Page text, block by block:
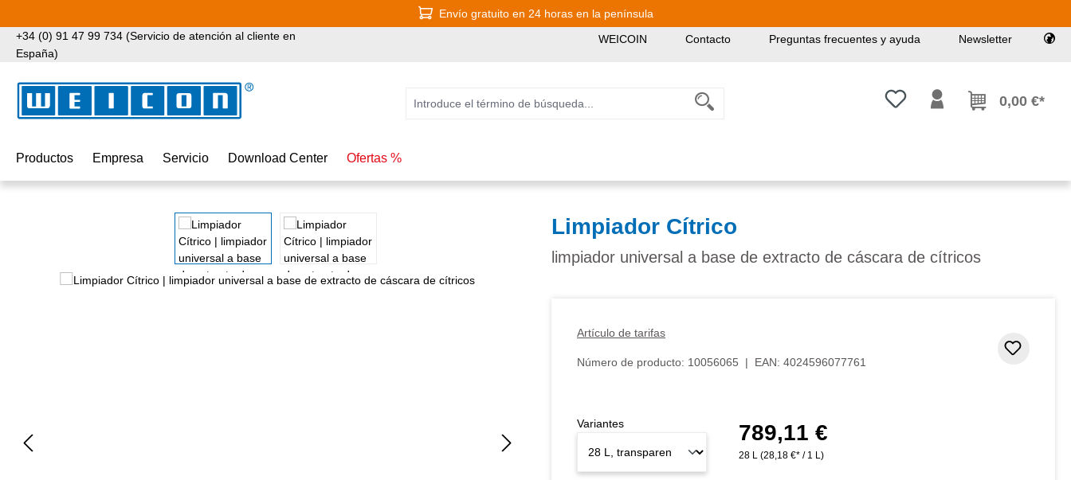
Envío gratuito en 24 horas en la península
+34 (0) 91 47 99 734 (Servicio de atención al cliente en
España)
WEICOIN Contacto Preguntas frecuentes y ayuda Newsletter
Tienes 0 artículos en tu lista de
0,00 €*
Productos Empresa Servicio Download Center Ofertas %
Limpiador Cítrico
limpiador universal a base de extracto de cáscara de cítricos
Artículo de tarifas
Número de producto: 10056065 | EAN: 4024596077761
Precio normal:
789,11 €
28 L (28,18 €* / 1 L)
Variantes